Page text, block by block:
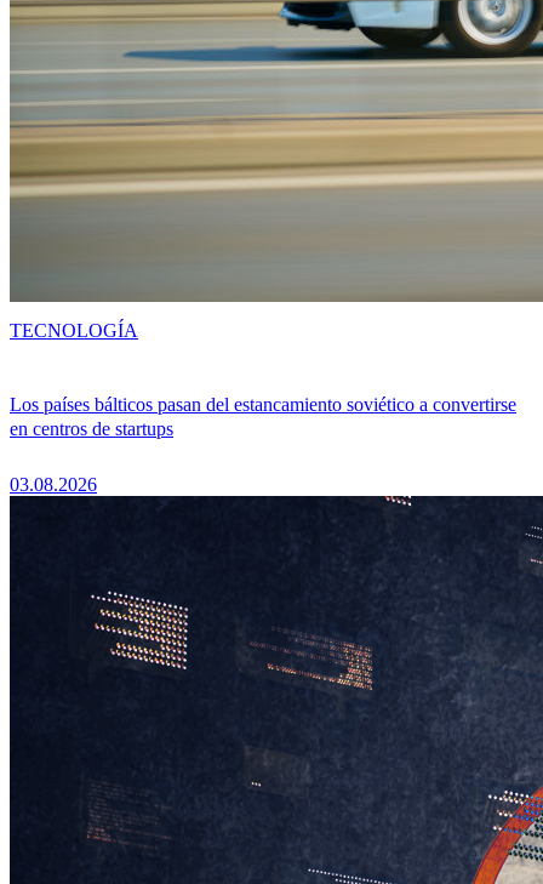
Los países bálticos pasan del estancamiento soviético a convertirse
en centros de startups
03.08.2026
TECNOLOGÍA